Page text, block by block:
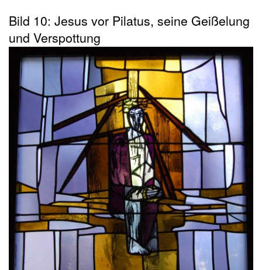
Bild 10: Jesus vor Pilatus, seine Geißelung
und Verspottung